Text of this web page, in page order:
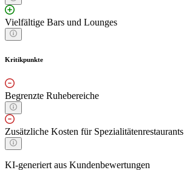
Vielfältige Bars und Lounges
Kritikpunkte
Begrenzte Ruhebereiche
Zusätzliche Kosten für Spezialitätenrestaurants
KI-generiert aus Kundenbewertungen